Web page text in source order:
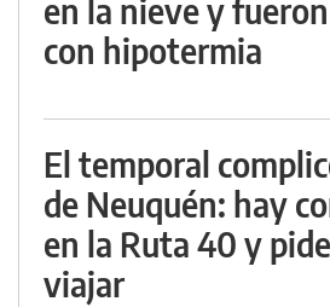
en la nieve y
con hipotermia
El temporal
de Neuquén: hay
en la Ruta 40 y
viajar